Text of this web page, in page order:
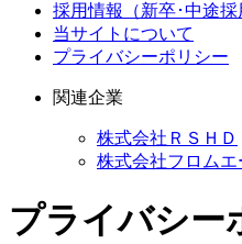
採用情報（新卒･中途採
当サイトについて
プライバシーポリシー
関連企業
株式会社ＲＳＨＤ
株式会社フロムエ
プライバシー